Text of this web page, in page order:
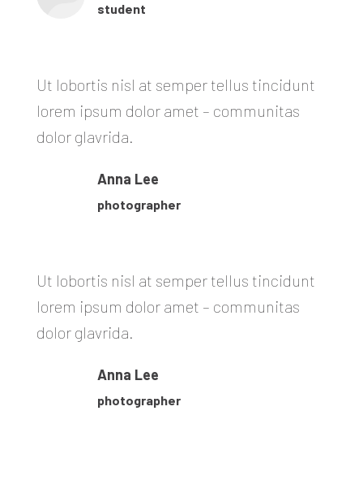
student
Ut lobortis nisl at semper tellus tincidunt
lorem ipsum dolor amet – communitas
dolor glavrida.
Anna Lee
photographer
Ut lobortis nisl at semper tellus tincidunt
lorem ipsum dolor amet – communitas
dolor glavrida.
Anna Lee
photographer